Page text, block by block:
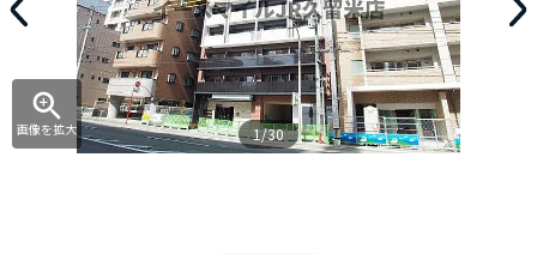
画像を拡大 1/30